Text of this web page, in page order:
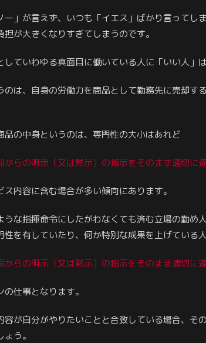
ー」が言えず、いつも「イエス」ばかり言ってし
担が大きくなりすぎてしまうのです。
していわゆる真面目に働いている人に「いい人」
のは、自身の労働力を商品として勤務先に売却す
品の中身というのは、専門性の大小はあれど
からの明示（又は黙示）の指示をそのまま適切に
ス内容に含む場合が多い傾向にあります。
うな指揮命令にしたがわなくても済む立場の勤め
性を有していたり、何か特別な成果を上げている
からの明示（又は黙示）の指示をそのまま適切に
の仕事となります。
容が自分がやりたいことと合致している場合、
う。